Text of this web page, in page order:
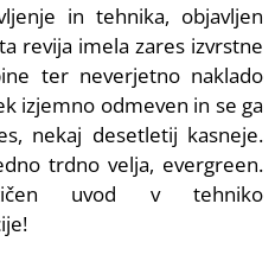
O nas
Prijavnica
in tehnika, objavljen
revija imela zares izvrstne
ter neverjetno naklado
izjemno odmeven in se ga
nekaj desetletij kasneje.
trdno velja, evergreen.
uvod v tehniko